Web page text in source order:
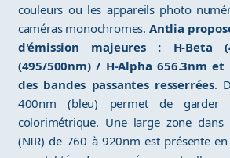
couleurs ou les appareils photo
caméras monochromes. Antlia
d'émission majeures : H-Beta
(495/500nm) / H-Alpha 656.3nm et
des bandes passantes resserrées.
400nm (bleu) permet de garder
colorimétrique. Une large zone dans
(NIR) de 760 à 920nm est présente